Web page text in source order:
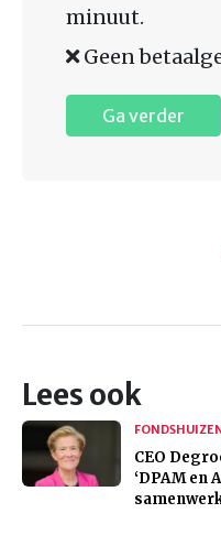
minuut.
Geen
Ga verder
Lees ook
CEO
‘DPAM en